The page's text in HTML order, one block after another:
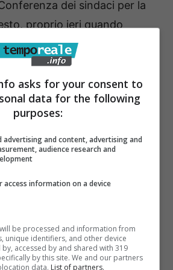
dei sindaci per la
proprio ieri quando
lo stato dell’arte dei
finanziati con i fondi del Pnrr,
dalla commissaria
Asl di Latina, la dottoressa
per aver aperto un
con tutti i sindaci del
raggiungere l’obiettivo
della salute dei
che si andranno a
permesso in deroga
asks for your consent to
data for the following
purposes:
advertising and content, advertising and
audience research and
access information on a device
be processed and information from
unique identifiers, and other device
accessed by and shared with 319
by this site. We and our partners
data. List of partners.